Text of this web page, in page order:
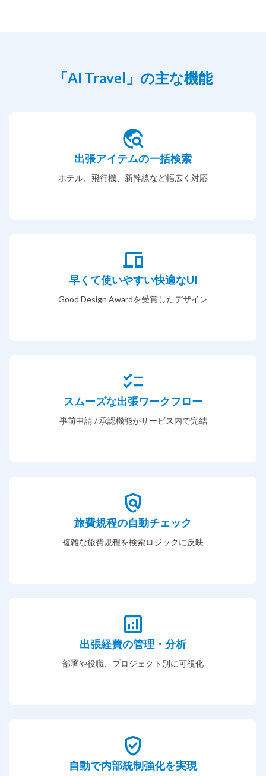
「AI Travel」の主な機能
出張アイテムの一括検索
ホテル、飛行機、新幹線など幅広く対応
早くて使いやすい快適なUI
Good Design Awardを受賞したデザイン
スムーズな出張ワークフロー
事前申請 / 承認機能がサービス内で完結
旅費規程の自動チェック
複雑な旅費規程を検索ロジックに反映
出張経費の管理・分析
部署や役職、プロジェクト別に可視化
自動で内部統制強化を実現